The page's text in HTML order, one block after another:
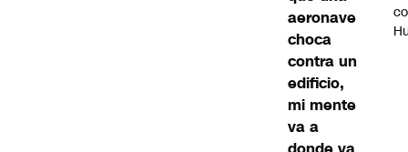
aeronave
choca
contra un
edificio,
mi mente
va a